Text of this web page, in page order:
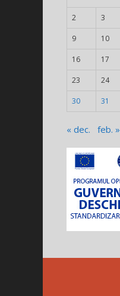
2 3
9 10
16 17
23 24
30 31
« dec. feb. »